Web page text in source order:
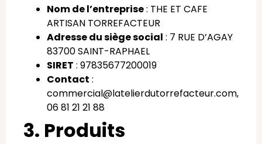
Nom de l’entreprise: THE ET CAFE
ARTISAN TORREFACTEUR
Adresse du siège social : 7 RUE D’AGAY
83700 SAINT-RAPHAEL
SIRET : 97835677200019
Contact :
commercial@latelierdutorrefacteur.com,
06 81 21 21 88
3. Produits